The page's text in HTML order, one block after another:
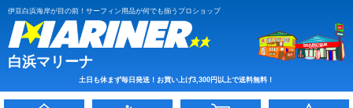
伊豆白浜海岸が目の前！サーフィン用品が何でも揃うプロショップ
白浜マリーナ
土日も休まず毎日発送！お買い上げ3,300円以上で送料無料！